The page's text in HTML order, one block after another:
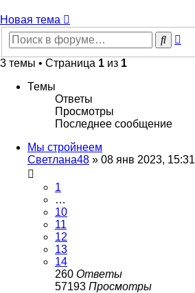
Новая тема
Поиск
3 темы • Страница 1 из 1
Темы
Ответы
Просмотры
Последнее сообщение
Мы стройнеем
Светлана48 » 08 янв 2023, 15:31
1
…
10
11
12
13
14
260 Ответы
57193 Просмотры